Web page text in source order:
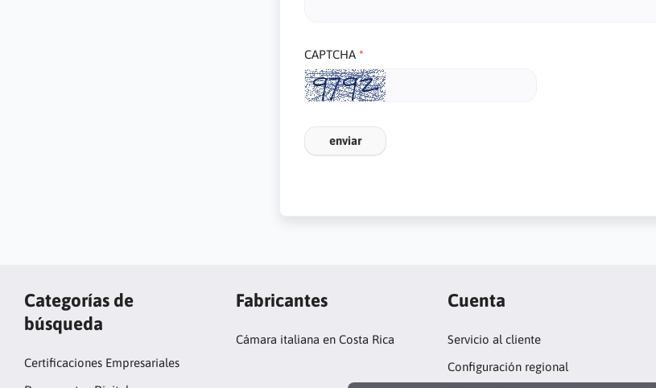
CAPTCHA
enviar
Categorías de
búsqueda
Certificaciones Empresariales
Fabricantes
Cámara italiana en Costa Rica
Cuenta
Servicio al cliente
Configuración regional